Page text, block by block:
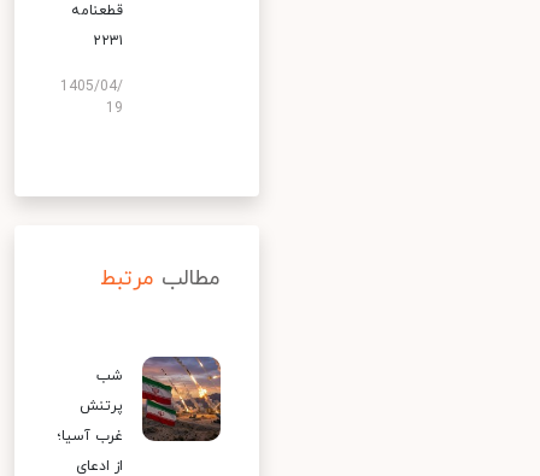
قطعنامه
۲۲۳۱
1405/04/
19
مطالب مرتبط
شب
پرتنش
غرب آسیا؛
از ادعای